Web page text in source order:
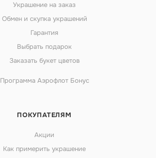
Украшение на заказ
Обмен и скупка украшений
Гарантия
Выбрать подарок
Заказать букет цветов
Программа Аэрофлот Бонус
ПОКУПАТЕЛЯМ
Акции
Как примерить украшение